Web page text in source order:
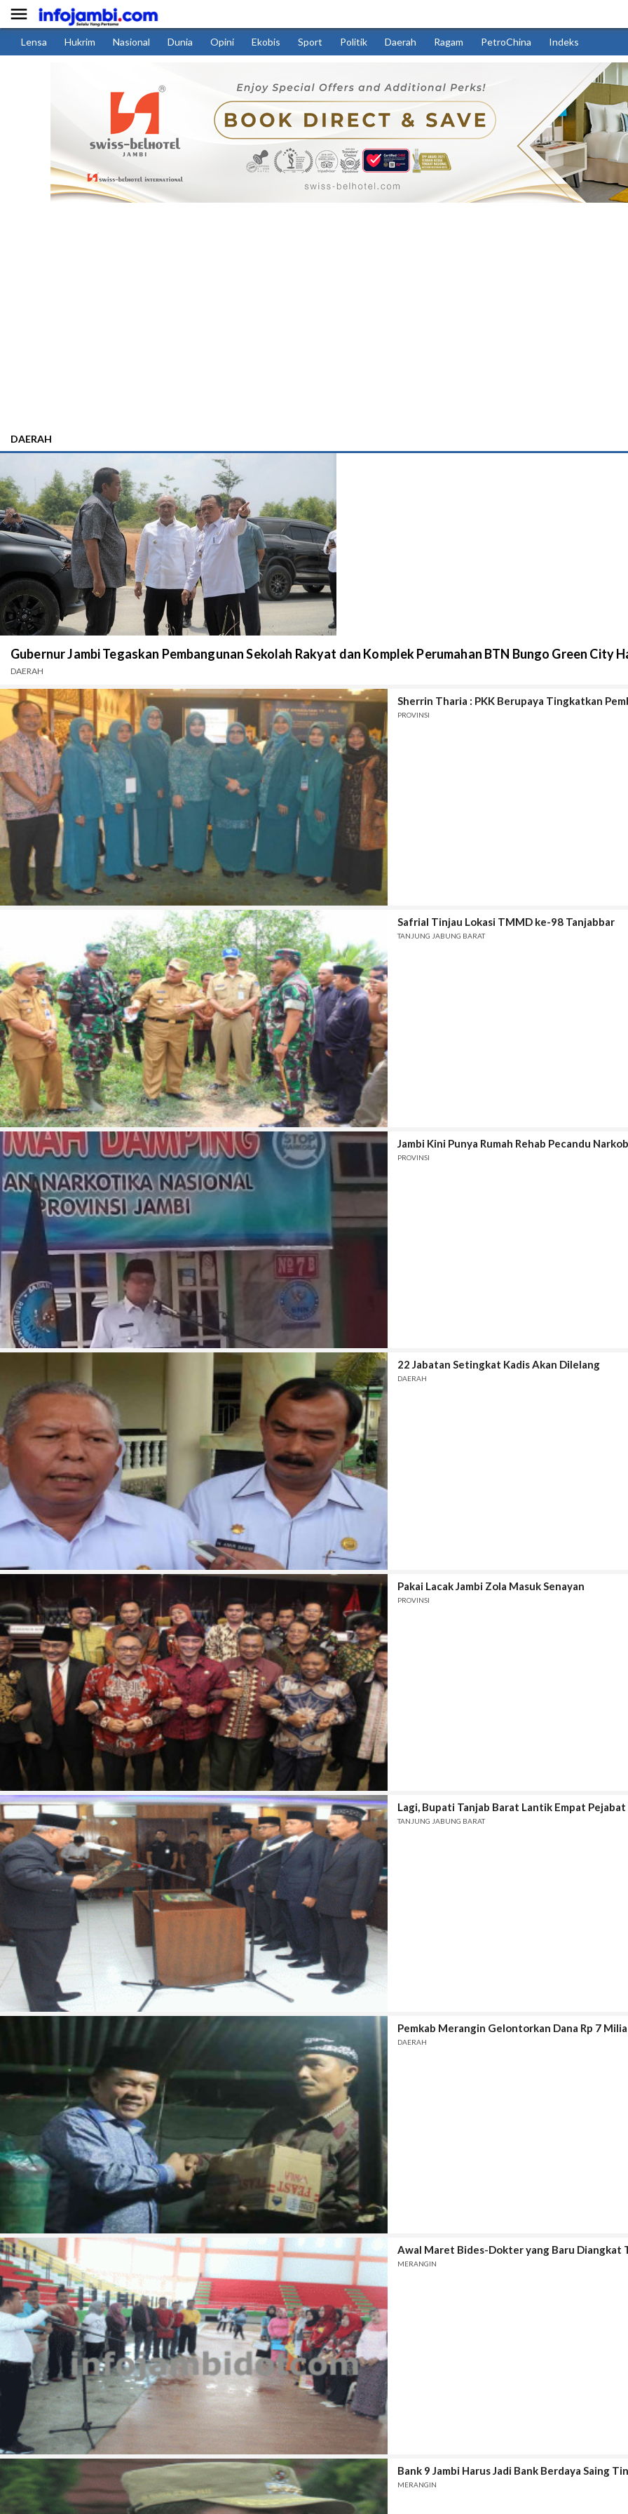

Lensa Hukrim Nasional Dunia Opini Ekobis Sport Politik Daerah Ragam PetroChina Indeks
DAERAH
Gubernur Jambi Tegaskan Pembangunan Sekolah Rakyat dan Komplek Perumahan BTN Bungo Green City
DAERAH
Sherrin Tharia : PKK Berupaya Tingkatkan
PROVINSI
Safrial Tinjau Lokasi TMMD ke-98 Tanjabbar
TANJUNG JABUNG BARAT
Jambi Kini Punya Rumah Rehab Pecandu
PROVINSI
22 Jabatan Setingkat Kadis Akan Dilelang
DAERAH
Pakai Lacak Jambi Zola Masuk Senayan
PROVINSI
Lagi, Bupati Tanjab Barat Lantik Empat Pejabat
TANJUNG JABUNG BARAT
Pemkab Merangin Gelontorkan Dana Rp 7
DAERAH
Awal Maret Bides-Dokter yang Baru Diangkat
MERANGIN
Bank 9 Jambi Harus Jadi Bank Berdaya Saing
MERANGIN